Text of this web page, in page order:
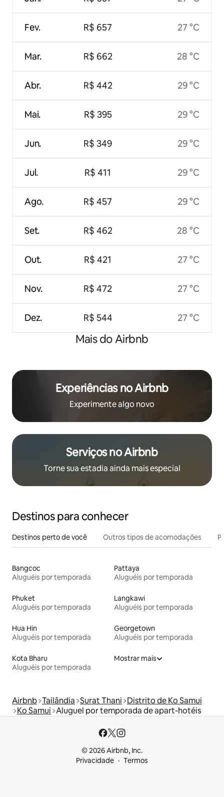
Fev.
Mar.
Abr.
Mai.
Jun.
Jul.
Ago.
Set.
Out.
Nov.
Dez.
R$ 657
R$ 662
R$ 442
R$ 395
R$ 349
R$ 411
R$ 457
R$ 462
R$ 421
R$ 472
R$ 544
27 °C
28 °C
29 °C
29 °C
29 °C
29 °C
29 °C
28 °C
27 °C
27 °C
27 °C
Mais do Airbnb
Experiências no Airbnb
Experimente algo novo
Serviços no Airbnb
Torne sua estadia ainda mais especial
Destinos para conhecer
Destinos perto de você Outros tipos de acomodações
Bangcoc
Aluguéis por temporada
Pattaya
Aluguéis por temporada
Phuket
Aluguéis por temporada
Langkawi
Aluguéis por temporada
Hua Hin
Aluguéis por temporada
Georgetown
Aluguéis por temporada
Kota Bharu
Aluguéis por temporada
Mostrar mais
Airbnb Tailândia Surat Thani Distrito de Ko Samui
Ko Samui Aluguel por temporada de apart-hotéis
© 2026 Airbnb, Inc.
Privacidade
Termos